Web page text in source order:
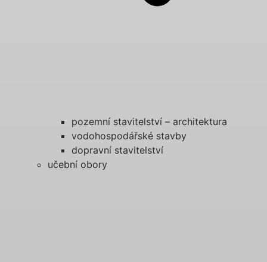
pozemní stavitelství – architektura
vodohospodářské stavby
dopravní stavitelství
učební obory